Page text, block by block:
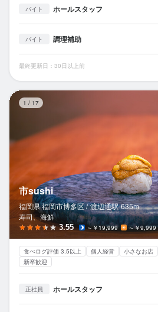
バイト ホールスタッフ
バイト 調理補助
最終更新日：30日以上前
1 / 17
市sushi
福岡県 福岡市博多区 / 渡辺通駅 635m
寿司、海鮮
3.55 ～￥19,999 ～￥9,999
食べログ評価 3.5以上 個人経営 小さなお店
新卒歓迎
正社員 ホールスタッフ